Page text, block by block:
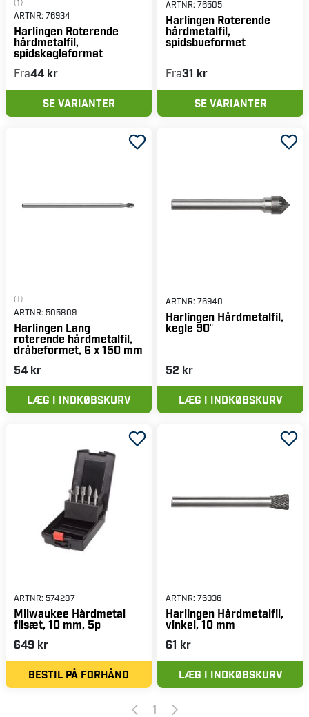
(1)
ARTNR: 76934
Harlingen Roterende
hårdmetalfil,
spidskegleformet
Fra44 kr
SE VARIANTER
ARTNR: 76505
Harlingen Roterende
hårdmetalfil,
spidsbueformet
Fra31 kr
SE VARIANTER
(1)
ARTNR: 505809
Harlingen Lang
roterende hårdmetalfil,
dråbeformet, 6 x 150 mm
54 kr
LÆG I INDKØBSKURV
ARTNR: 76940
Harlingen Hårdmetalfil,
kegle 90°
52 kr
LÆG I INDKØBSKURV
ARTNR: 574287
Milwaukee Hårdmetal
filsæt, 10 mm, 5p
649 kr
BESTIL PÅ FORHÅND
ARTNR: 76936
Harlingen Hårdmetalfil,
vinkel, 10 mm
61 kr
LÆG I INDKØBSKURV
1